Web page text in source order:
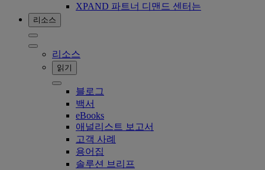
XPAND 파트너 디맨드 센터는
리소스
리소스
읽기
블로그
백서
eBooks
애널리스트 보고서
고객 사례
용어집
솔루션 브리프